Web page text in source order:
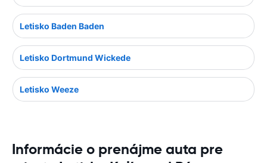
Letisko Baden Baden
Letisko Dortmund Wickede
Letisko Weeze
Informácie o prenájme auta pre